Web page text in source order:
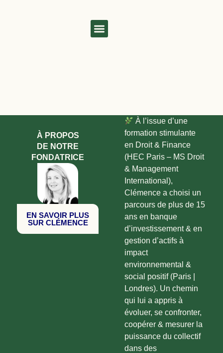
À PROPOS
DE NOTRE
FONDATRICE
EN SAVOIR PLUS
SUR CLÉMENCE
À l’issue d’une
formation stimulante
en Droit & Finance
(HEC Paris – MS Droit
& Management
International),
Clémence a choisi un
parcours de plus de 15
ans en banque
d’investissement & en
gestion d’actifs à
impact
environnemental &
social positif (Paris |
Londres). Un chemin
qui lui a appris à
évoluer, se confronter,
coopérer & mesurer la
puissance du collectif
dans des